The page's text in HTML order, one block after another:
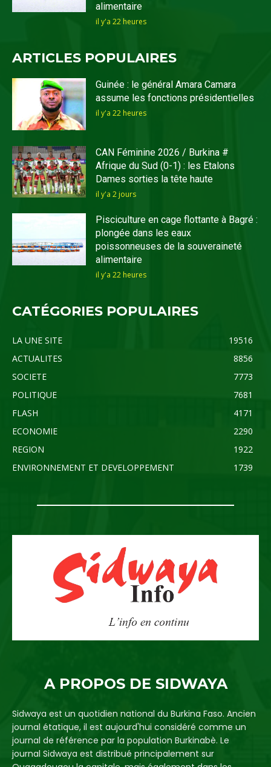
alimentaire
il y'a 22 heures
ARTICLES POPULAIRES
Guinée : le général Amara Camara
assume les fonctions présidentielles
il y'a 22 heures
CAN Féminine 2026 / Burkina #
Afrique du Sud (0-1) : les Etalons
Dames sorties la tête haute
il y'a 2 jours
Pisciculture en cage flottante à Bagré :
plongée dans les eaux
poissonneuses de la souveraineté
alimentaire
il y'a 22 heures
CATÉGORIES POPULAIRES
LA UNE SITE
19516
ACTUALITES
8856
SOCIETE
7773
POLITIQUE
7681
FLASH
4171
ECONOMIE
2290
REGION
1922
ENVIRONNEMENT ET DEVELOPPEMENT
1739
A PROPOS DE SIDWAYA
Sidwaya est un quotidien national du Burkina Faso. Ancien
journal étatique, il est aujourd'hui considéré comme un
journal de référence par la population Burkinabè. Le
journal Sidwaya est distribué principalement sur